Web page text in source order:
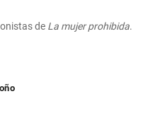
de La mujer prohibida.